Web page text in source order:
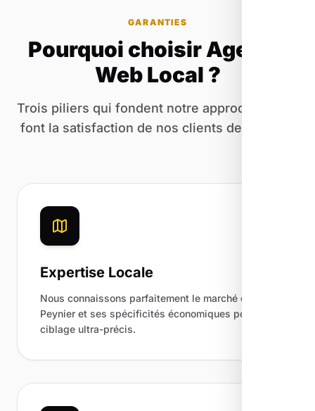
GARANTIES
Pourquoi choisir Agence
Web Local ?
Trois piliers qui fondent notre approche et qui
font la satisfaction de nos clients de Peynier.
Expertise Locale
Nous connaissons parfaitement le marché de
Peynier et ses spécificités économiques pour un
ciblage ultra-précis.